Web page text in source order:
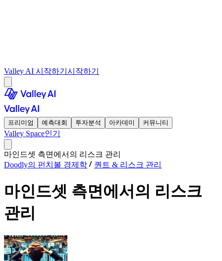
Valley AI 시작하기 시작하기
프리미엄 예측대회 투자분석 아카데미 커뮤니티
Valley Space인기
마인드셋 측면에서의 리스크 관리
Doodly의 펀치볼 경제학
퀀트 & 리스크 관리
마인드셋 측면에서의 리스크
관리